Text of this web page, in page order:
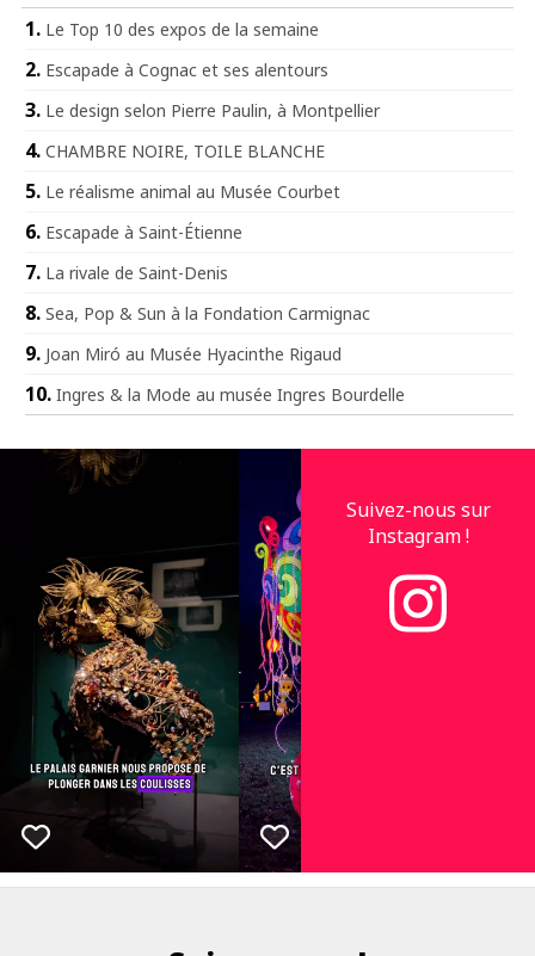
Le Top 10 des expos de la semaine
Escapade à Cognac et ses alentours
Le design selon Pierre Paulin, à Montpellier
CHAMBRE NOIRE, TOILE BLANCHE
Le réalisme animal au Musée Courbet
Escapade à Saint-Étienne
La rivale de Saint-Denis
Sea, Pop & Sun à la Fondation Carmignac
Joan Miró au Musée Hyacinthe Rigaud
Ingres & la Mode au musée Ingres Bourdelle
Suivez-nous sur
Instagram !